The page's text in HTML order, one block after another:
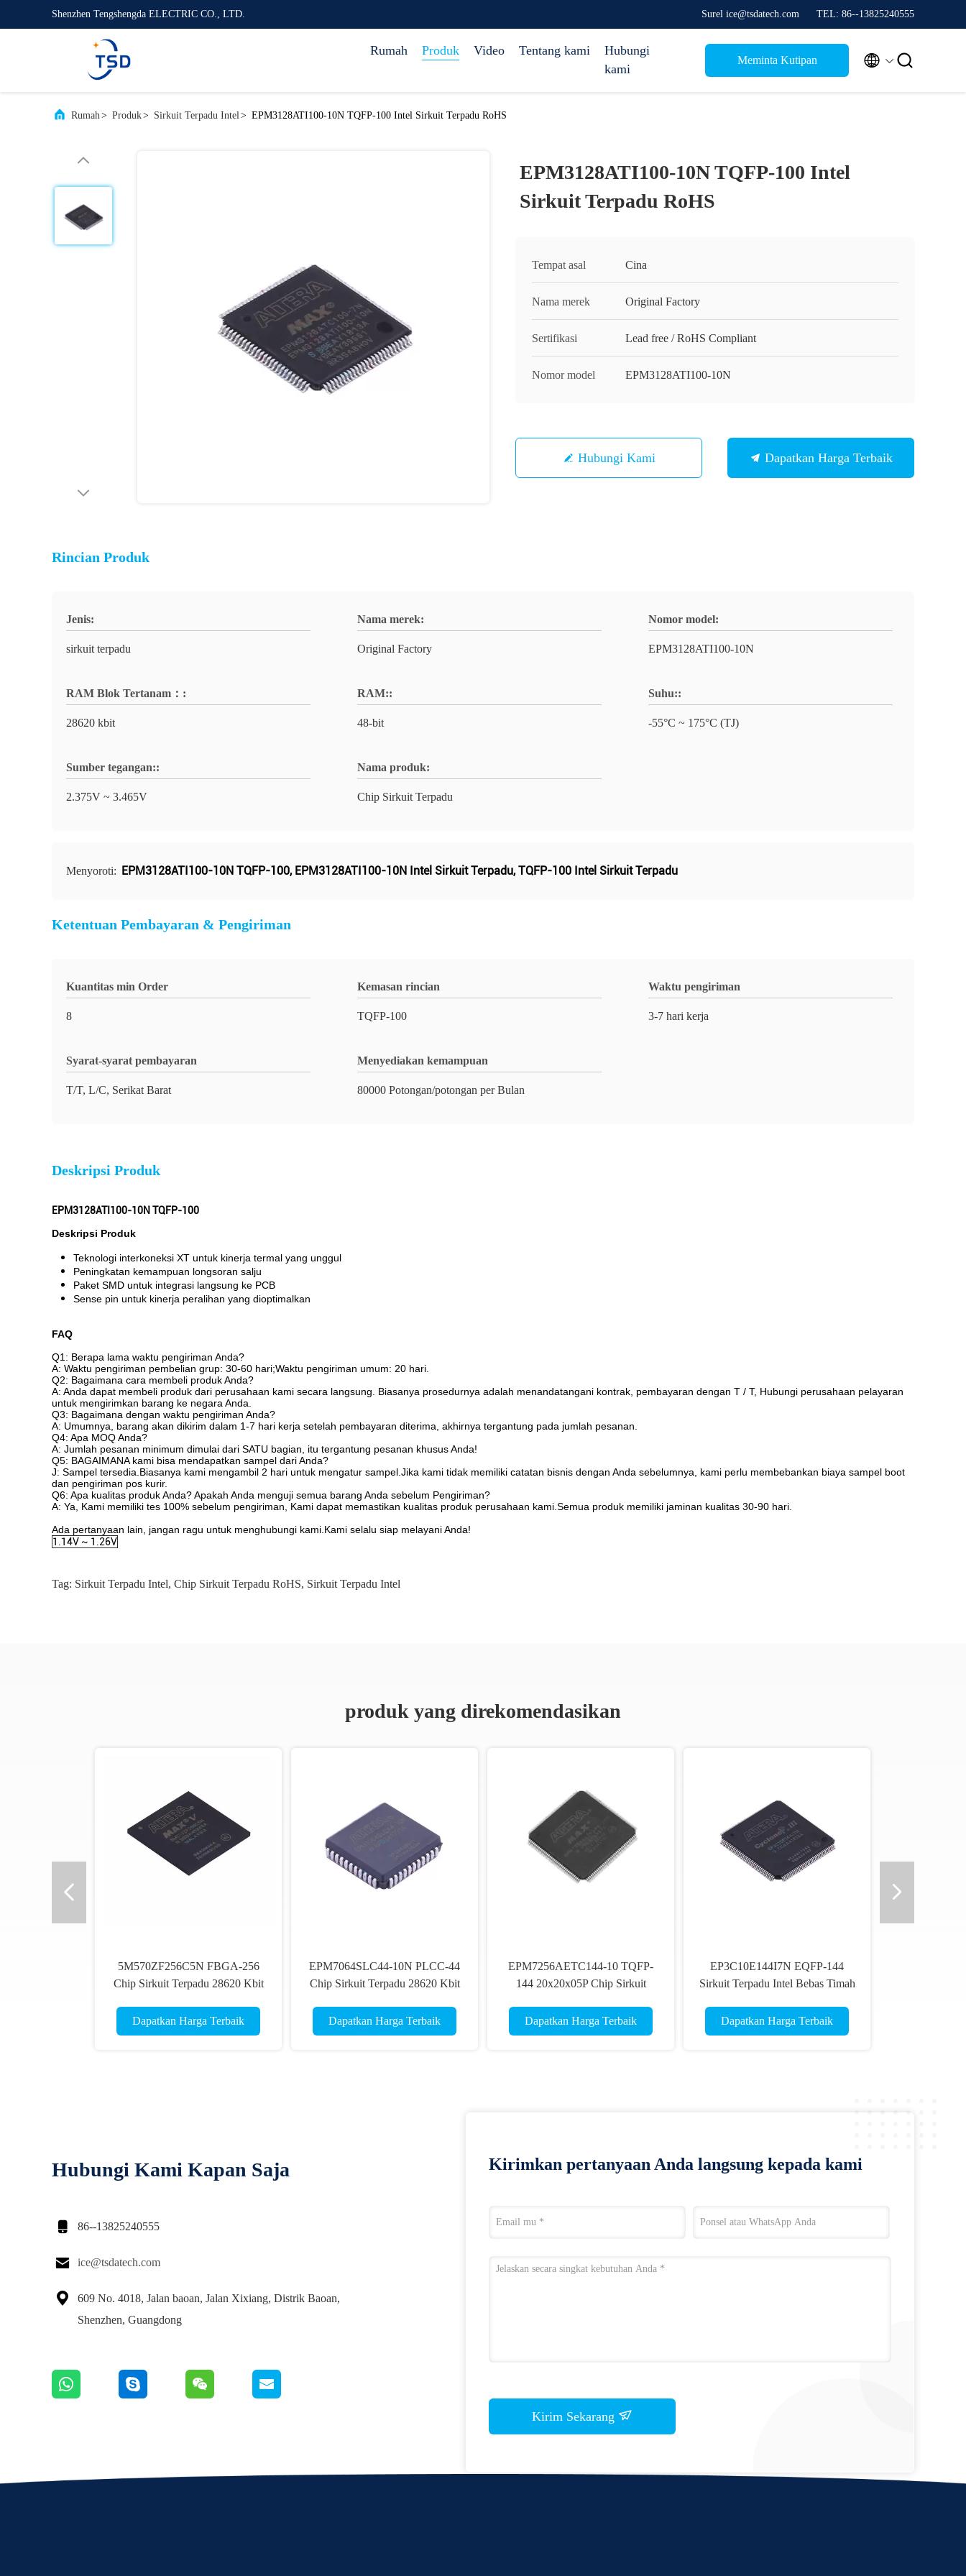
Shenzhen Tengshengda ELECTRIC CO., LTD. Surel ice@tsdatech.com TEL: 86--13825240555
Rumah Produk Video Tentang kami
Hubungi
kami
Meminta Kutipan  
Rumah> Produk> Sirkuit Terpadu Intel> EPM3128ATI100-10N TQFP-100 Intel Sirkuit Terpadu RoHS
EPM3128ATI100-10N TQFP-100 Intel
Sirkuit Terpadu RoHS
Tempat asal Cina
Nama merek Original Factory
Sertifikasi Lead free / RoHS Compliant
Nomor model EPM3128ATI100-10N
Hubungi Kami Dapatkan Harga Terbaik
Rincian Produk
Jenis:
sirkuit terpadu
Nama merek:
Original Factory
Nomor model:
EPM3128ATI100-10N
RAM Blok Tertanam：:
28620 kbit
RAM::
48-bit
Suhu::
-55°C ~ 175°C (TJ)
Sumber tegangan::
2.375V ~ 3.465V
Nama produk:
Chip Sirkuit Terpadu
Menyoroti: EPM3128ATI100-10N TQFP-100, EPM3128ATI100-10N Intel Sirkuit Terpadu,TQFP-100 Intel Sirkuit Terpadu
Ketentuan Pembayaran & Pengiriman
Kuantitas min Order
8
Kemasan rincian
TQFP-100
Waktu pengiriman
3-7 hari kerja
Syarat-syarat pembayaran
T/T, L/C, Serikat Barat
Menyediakan kemampuan
80000 Potongan/potongan per Bulan
Deskripsi Produk
EPM3128ATI100-10N TQFP-100
Deskripsi Produk
Teknologi interkoneksi XT untuk kinerja termal yang unggul
Peningkatan kemampuan longsoran salju
Paket SMD untuk integrasi langsung ke PCB
Sense pin untuk kinerja peralihan yang dioptimalkan
FAQ
Q1: Berapa lama waktu pengiriman Anda?
A: Waktu pengiriman pembelian grup: 30-60 hari;Waktu pengiriman umum: 20 hari.
Q2: Bagaimana cara membeli produk Anda?
A: Anda dapat membeli produk dari perusahaan kami secara langsung. Biasanya prosedurnya adalah menandatangani kontrak, pembayaran dengan T / T, Hubungi perusahaan pelayaran
untuk mengirimkan barang ke negara Anda.
Q3: Bagaimana dengan waktu pengiriman Anda?
A: Umumnya, barang akan dikirim dalam 1-7 hari kerja setelah pembayaran diterima, akhirnya tergantung pada jumlah pesanan.
Q4: Apa MOQ Anda?
A: Jumlah pesanan minimum dimulai dari SATU bagian, itu tergantung pesanan khusus Anda!
Q5: BAGAIMANA kami bisa mendapatkan sampel dari Anda?
J: Sampel tersedia.Biasanya kami mengambil 2 hari untuk mengatur sampel.Jika kami tidak memiliki catatan bisnis dengan Anda sebelumnya, kami perlu membebankan biaya sampel boot
dan pengiriman pos kurir.
Q6: Apa kualitas produk Anda? Apakah Anda menguji semua barang Anda sebelum Pengiriman?
A: Ya, Kami memiliki tes 100% sebelum pengiriman, Kami dapat memastikan kualitas produk perusahaan kami.Semua produk memiliki jaminan kualitas 30-90 hari.
Ada pertanyaan lain, jangan ragu untuk menghubungi kami.Kami selalu siap melayani Anda!
1.14V ~ 1.26V
Tag: Sirkuit Terpadu Intel, Chip Sirkuit Terpadu RoHS, Sirkuit Terpadu Intel
produk yang direkomendasikan
5M570ZF256C5N FBGA-256
Chip Sirkuit Terpadu 28620 Kbit
Dapatkan Harga Terbaik
EPM7064SLC44-10N PLCC-44
Chip Sirkuit Terpadu 28620 Kbit
Dapatkan Harga Terbaik
EPM7256AETC144-10 TQFP-
144 20x20x05P Chip Sirkuit
Dapatkan Harga Terbaik
EP3C10E144I7N EQFP-144
Sirkuit Terpadu Intel Bebas Timah
Dapatkan Harga Terbaik
Hubungi Kami Kapan Saja
 86--13825240555
 ice@tsdatech.com

609 No. 4018, Jalan baoan, Jalan Xixiang, Distrik Baoan,
Shenzhen, Guangdong
Kirimkan pertanyaan Anda langsung kepada kami
Kirim Sekarang